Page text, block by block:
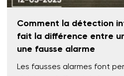
Comment la détection
fait la différence entre
une fausse alarme
Les fausses alarmes font